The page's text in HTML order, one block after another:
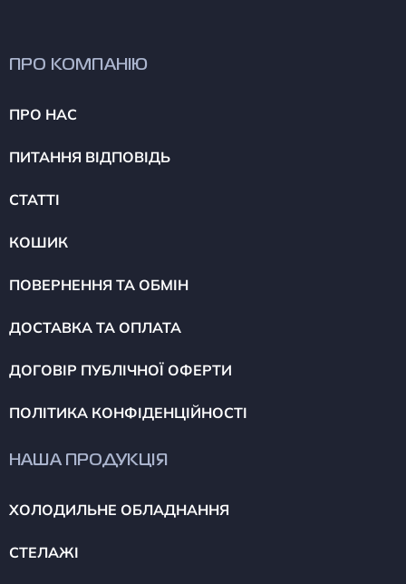
ПРО КОМПАНІЮ
ПРО НАС
ПИТАННЯ ВІДПОВІДЬ
СТАТТІ
КОШИК
ПОВЕРНЕННЯ ТА ОБМІН
ДОСТАВКА ТА ОПЛАТА
ДОГОВІР ПУБЛІЧНОЇ ОФЕРТИ
ПОЛІТИКА КОНФІДЕНЦІЙНОСТІ
НАША ПРОДУКЦІЯ
ХОЛОДИЛЬНЕ ОБЛАДНАННЯ
СТЕЛАЖІ